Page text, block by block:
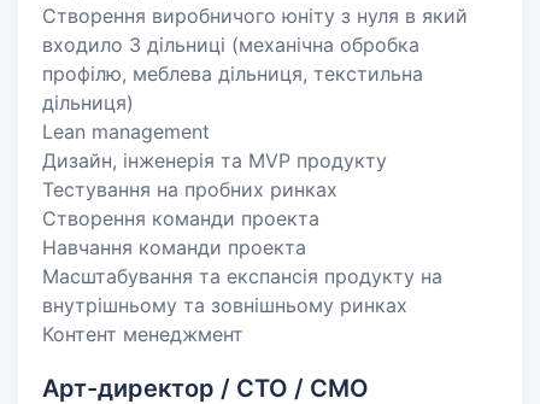
Створення виробничого юніту з нуля в який
входило 3 дільниці (механічна обробка
профілю, меблева дільниця, текстильна
дільниця)
Lean management
Дизайн, інженерія та MVP продукту
Тестування на пробних ринках
Створення команди проекта
Навчання команди проекта
Масштабування та експансія продукту на
внутрішньому та зовнішньому ринках
Контент менеджмент
Арт-директор / CTO / CMO